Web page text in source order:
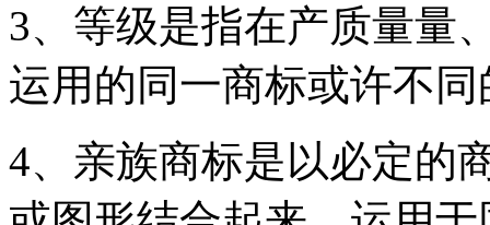
3、等级是指在产质量量
运用的同一商标或许不
4、亲族商标是以必定的